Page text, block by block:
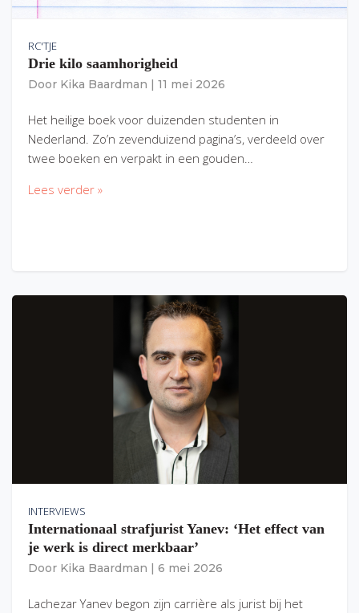
RC'TJE
Drie kilo saamhorigheid
Door Kika Baardman 11 mei 2026
Het heilige boek voor duizenden studenten in
Nederland. Zo’n zevenduizend pagina’s, verdeeld over
twee boeken en verpakt in een gouden…
Lees verder »
INTERVIEWS
Internationaal strafjurist Yanev: ‘Het effect van
je werk is direct merkbaar’
Door Kika Baardman 6 mei 2026
Lachezar Yanev begon zijn carrière als jurist bij het